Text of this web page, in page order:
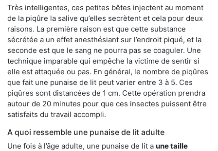
Très intelligentes, ces petites bêtes injectent au moment
de la piqûre la salive qu’elles secrètent et cela pour deux
raisons. La première raison est que cette substance
sécrétée a un effet anesthésiant sur l’endroit piqué, et la
seconde est que le sang ne pourra pas se coaguler. Une
technique imparable qui empêche la victime de sentir si
elle est attaquée ou pas. En général, le nombre de piqûres
que fait une punaise de lit peut varier entre 3 à 5. Ces
piqûres sont distancées de 1 cm. Cette opération prendra
autour de 20 minutes pour que ces insectes puissent être
satisfaits du travail accompli.
A quoi ressemble une punaise de lit adulte
Une fois à l’âge adulte, une punaise de lit a une taille